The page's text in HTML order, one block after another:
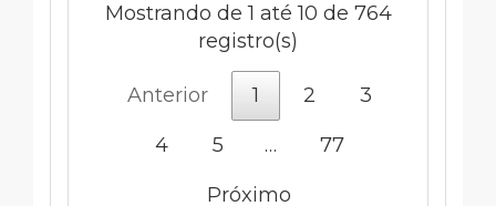
Mostrando de 1 até 10 de 764
registro(s)
Anterior 1 2 3
4 5 … 77
Próximo